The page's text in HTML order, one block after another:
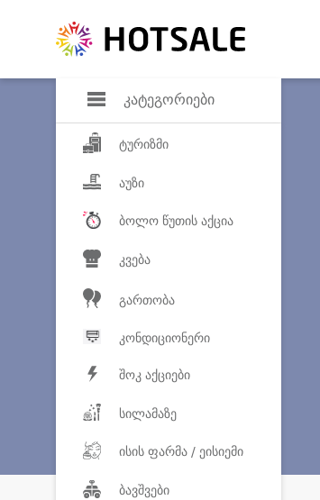
კატეგორიები
ტურიზმი
აუზი
ბოლო წუთის აქცია
კვება
გართობა
კონდიციონერი
შოკ აქციები
სილამაზე
ისის ფარმა / ეისიემი
ბავშვები